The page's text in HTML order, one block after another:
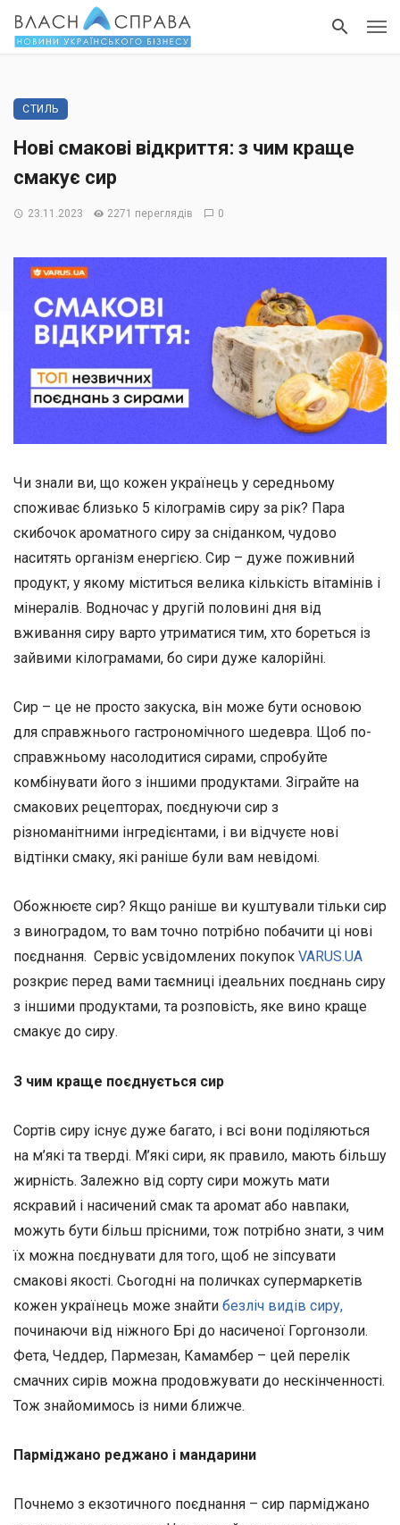
СТИЛЬ
Нові смакові відкриття: з чим краще
смакує сир
23.11.2023 2271 переглядів 0
Чи знали ви, що кожен українець у середньому
споживає близько 5 кілограмів сиру за рік? Пара
скибочок ароматного сиру за сніданком, чудово
наситять організм енергією. Сир – дуже поживний
продукт, у якому міститься велика кількість вітамінів і
мінералів. Водночас у другій половині дня від
вживання сиру варто утриматися тим, хто бореться із
зайвими кілограмами, бо сири дуже калорійні.
Сир – це не просто закуска, він може бути основою
для справжнього гастрономічного шедевра. Щоб по-
справжньому насолодитися сирами, спробуйте
комбінувати його з іншими продуктами. Зіграйте на
смакових рецепторах, поєднуючи сир з
різноманітними інгредієнтами, і ви відчуєте нові
відтінки смаку, які раніше були вам невідомі.
Обожнюєте сир? Якщо раніше ви куштували тільки сир
з виноградом, то вам точно потрібно побачити ці нові
поєднання. Сервіс усвідомлених покупок VARUS.UA
розкриє перед вами таємниці ідеальних поєднань сиру
з іншими продуктами, та розповість, яке вино краще
смакує до сиру.
З чим краще поєднується сир
Сортів сиру існує дуже багато, і всі вони поділяються
на м’які та тверді. М’які сири, як правило, мають більшу
жирність. Залежно від сорту сири можуть мати
яскравий і насичений смак та аромат або навпаки,
можуть бути більш прісними, тож потрібно знати, з чим
їх можна поєднувати для того, щоб не зіпсувати
смакові якості. Сьогодні на поличках супермаркетів
кожен українець може знайти безліч видів сиру,
починаючи від ніжного Брі до насиченої Горгонзоли.
Фета, Чеддер, Пармезан, Камамбер – цей перелік
смачних сирів можна продовжувати до нескінченності.
Тож знайомимось із ними ближче.
Парміджано реджано і мандарини
Почнемо з екзотичного поєднання – сир парміджано